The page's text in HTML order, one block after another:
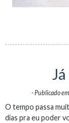
-Publicado em
O tempo passa
dias pra eu poder